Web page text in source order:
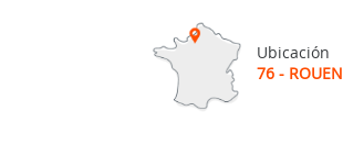
Ubicación
76 - ROUEN